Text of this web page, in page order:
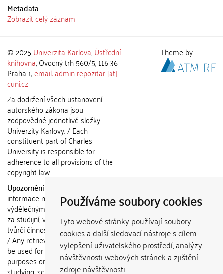
Používáme soubory cookies
Tyto webové stránky používají soubory
cookies a další sledovací nástroje s cílem
vylepšení uživatelského prostředí, analýzy
návštěvnosti webových stránek a zjištění
zdroje návštěvnosti.
Metadata
Zobrazit celý záznam
© 2025 Univerzita Karlova,Ústřední
knihovna, Ovocný trh 560/5, 116 36
Praha 1;email: admin-repozitar [at]
cuni.cz
Za dodržení všech ustanovení
autorského zákona jsou
zodpovědné jednotlivé složky
Univerzity Karlovy. / Each
constituent part of Charles
University is responsible for
adherence to all provisions of the
copyright law.
Upozornění / Notice:
informace nemohou být použity k
výdělečným účelům nebo vydávány
za studijní, vědeckou nebo jinou
tvůrčí činnost jiné osoby než autora.
/ Any retrieved information shall not
be used for any commercial
purposes or claimed as results of
studying, scientific or any other
Theme by